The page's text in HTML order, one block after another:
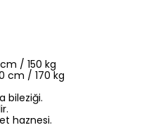
/ 150 kg
cm / 170 kg
bileziği.
haznesi.